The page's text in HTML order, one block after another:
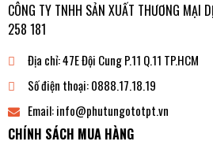
CÔNG TY TNHH SẢN XUẤT THƯƠNG MẠI
258 181
Địa chỉ:47E Đội Cung P.11 Q.11 TP.HCM
Số điện thoại:0888.17.18.19
Email:info@phutungototpt.vn
CHÍNH SÁCH MUA HÀNG